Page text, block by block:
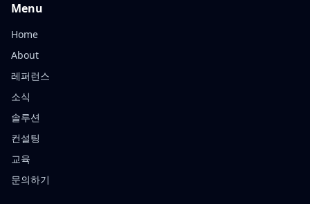
Menu
Home
About
레퍼런스
소식
솔루션
컨설팅
교육
문의하기